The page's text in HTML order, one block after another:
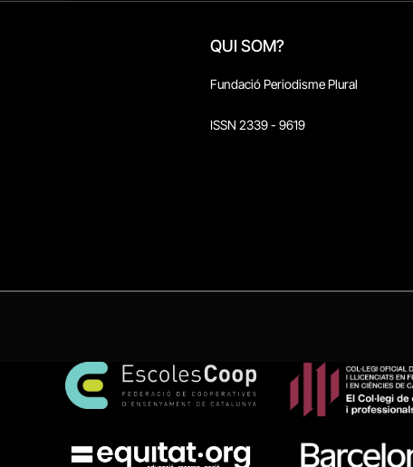
QUI SOM?
Fundació Periodisme Plural
ISSN 2339 - 9619